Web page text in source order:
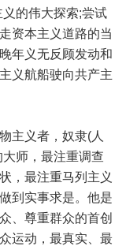
的伟大探索;尝试
资本主义道路的当
年义无反顾发动和
义航船驶向共产主
义者，奴隶(人
师，最注重调查
，最注重马列主义
到实事求是。他是
、尊重群众的首创
运动，最真实、最